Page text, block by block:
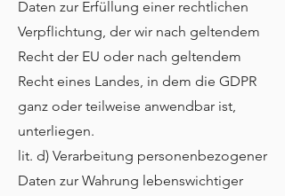
Daten zur Erfüllung einer rechtlichen
Verpflichtung, der wir nach geltendem
Recht der EU oder nach geltendem
Recht eines Landes, in dem die GDPR
ganz oder teilweise anwendbar ist,
unterliegen.
lit. d) Verarbeitung personenbezogener
Daten zur Wahrung lebenswichtiger